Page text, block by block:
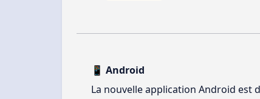
📱 Android
La nouvelle application Android est